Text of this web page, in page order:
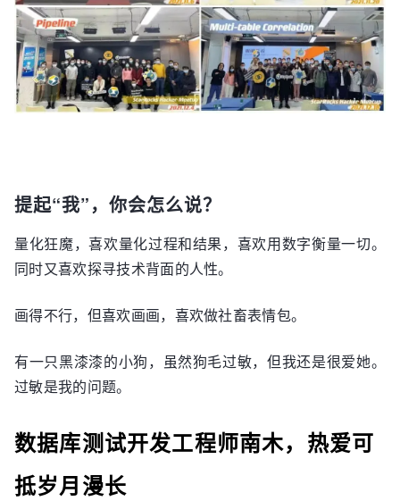
提起“我”，你会怎么说？
量化狂魔，喜欢量化过程和结果，喜欢用数字衡量一切。
同时又喜欢探寻技术背面的人性。
画得不行，但喜欢画画，喜欢做社畜表情包。
有一只黑漆漆的小狗，虽然狗毛过敏，但我还是很爱她。
过敏是我的问题。
数据库测试开发工程师南木， 热爱可
抵岁月漫长